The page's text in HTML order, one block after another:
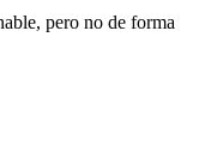
pero no de forma